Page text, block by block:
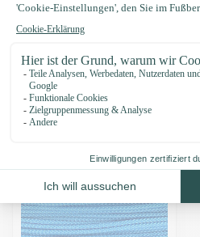
Zuletzt angesehen
-15%